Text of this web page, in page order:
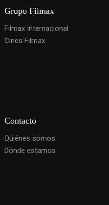
Grupo Filmax
Filmax Internacional
Cines Filmax
Contacto
Quiénes somos
Dónde estamos